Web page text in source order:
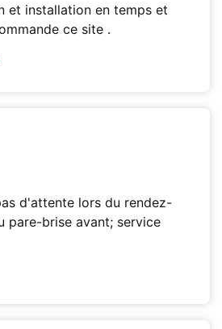
et installation en temps et
ce site .
d'attente lors du rendez-
pare-brise avant; service